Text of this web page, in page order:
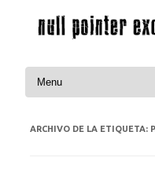
Saltar al contenido
ARCHIVO DE LA ETIQUETA: